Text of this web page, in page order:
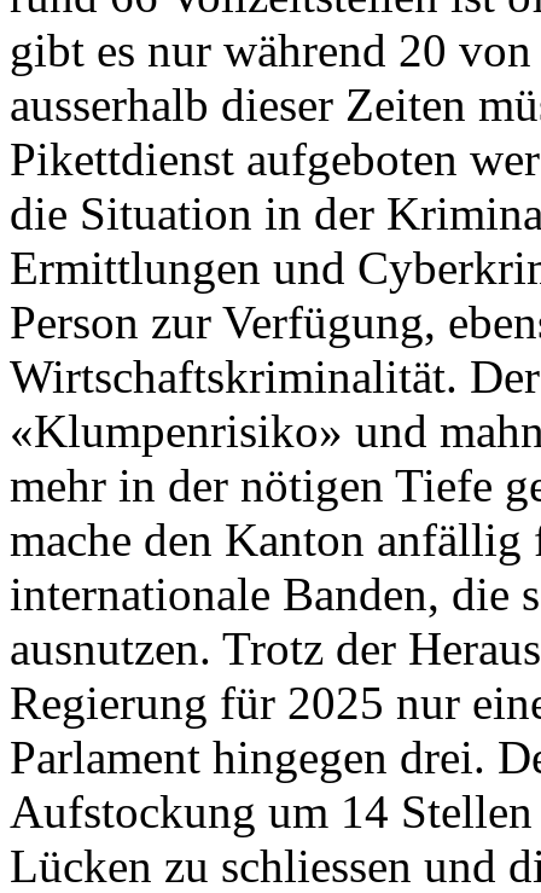
gibt es nur während 20
ausserhalb dieser Zeiten
Pikettdienst aufgeboten
die Situation in der
Ermittlungen und
Person zur Verfügung,
Wirtschaftskriminalität.
«Klumpenrisiko» und
mehr in der nötigen Tiefe
mache den Kanton
internationale Banden, die
ausnutzen. Trotz der
Regierung für 2025 nur
Parlament hingegen drei.
Aufstockung um 14
Lücken zu schliessen und